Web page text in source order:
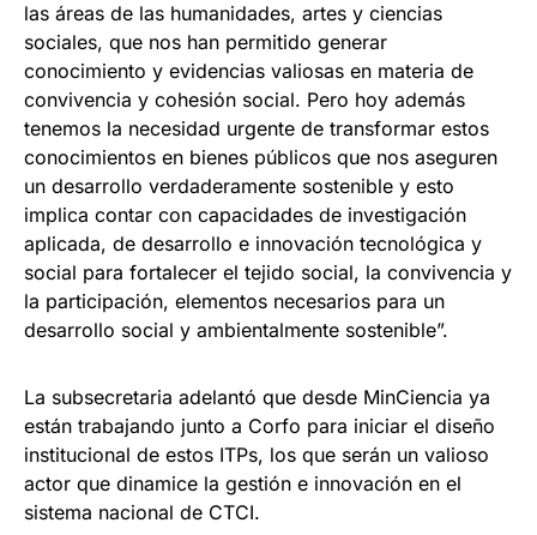
las áreas de las humanidades, artes y ciencias
sociales, que nos han permitido generar
conocimiento y evidencias valiosas en materia de
convivencia y cohesión social. Pero hoy además
tenemos la necesidad urgente de transformar estos
conocimientos en bienes públicos que nos aseguren
un desarrollo verdaderamente sostenible y esto
implica contar con capacidades de investigación
aplicada, de desarrollo e innovación tecnológica y
social para fortalecer el tejido social, la convivencia y
la participación, elementos necesarios para un
desarrollo social y ambientalmente sostenible”.
La subsecretaria adelantó que desde MinCiencia ya
están trabajando junto a Corfo para iniciar el diseño
institucional de estos ITPs, los que serán un valioso
actor que dinamice la gestión e innovación en el
sistema nacional de CTCI.